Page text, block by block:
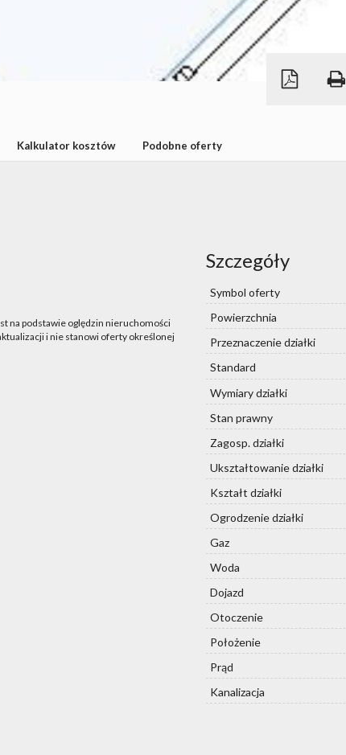
Kalkulator kosztów Podobne oferty
na podstawie oględzin nieruchomości
i nie stanowi oferty określonej
Szczegóły
Symbol oferty
Powierzchnia
Przeznaczenie działki
Standard
Wymiary działki
Stan prawny
Zagosp. działki
Ukształtowanie działki
Kształt działki
Ogrodzenie działki
Gaz
Woda
Dojazd
Otoczenie
Położenie
Prąd
Kanalizacja